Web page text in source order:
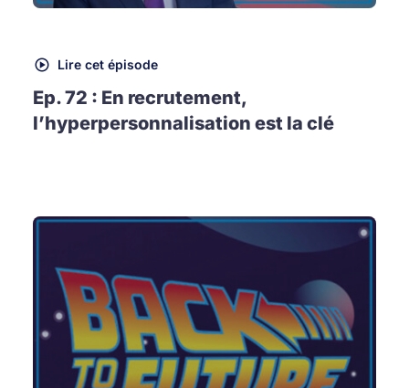
Lire cet épisode
Ep. 72 : En recrutement,
l’hyperpersonnalisation est la clé